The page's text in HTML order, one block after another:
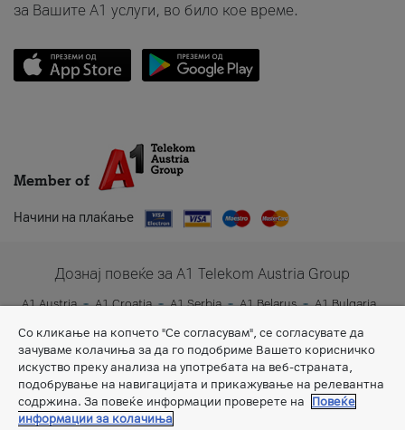
за Вашите A1 услуги, во било кое време.
Member of
Начини на плаќање
Дознај повеќе за A1 Telekom Austria Group
A1 Austria A1 Croatia A1 Serbia A1 Belarus
A1 Bulgaria
A1 Slovenia
A1 Digital
Со кликање на копчето "Се согласувам", се согласувате да
зачуваме колачиња за да го подобриме Вашето корисничко
искуство преку анализа на употребата на веб-страната,
подобрување на навигацијата и прикажување на релевантна
содржина. За повеќе информации проверете на
Повеќе
информации за колачиња